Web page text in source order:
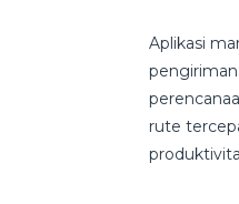
Aplikasi
rute